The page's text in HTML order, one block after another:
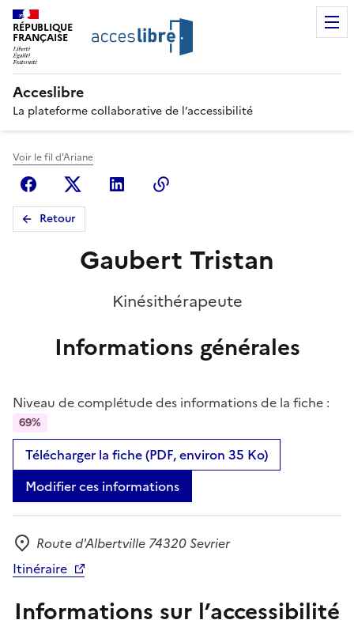
RÉPUBLIQUE
FRANÇAISE
Acceslibre
La plateforme collaborative de l’accessibilité
Voir le fil d'Ariane
FacebookX (anciennement Twitter)
Linkedin
Retour
Gaubert Tristan
Kinésithérapeute
Informations générales
Niveau de complétude des informations de la fiche :
69%
Télécharger la fiche (PDF, environ 35 Ko)
Modifier ces informations
Adresse
Route d'Albertville 74320 Sevrier
Itinéraire
Informations sur l’accessibilité